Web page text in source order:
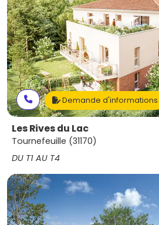
Demande d'informations
Les Rives du Lac
Tournefeuille (31170)
DU T1 AU T4